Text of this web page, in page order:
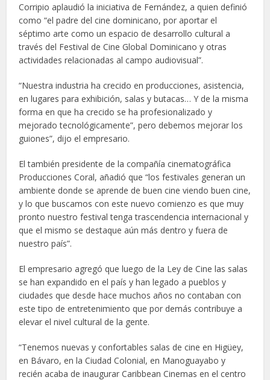
Corripio aplaudió la iniciativa de Fernández, a quien definió
como “el padre del cine dominicano, por aportar el
séptimo arte como un espacio de desarrollo cultural a
través del Festival de Cine Global Dominicano y otras
actividades relacionadas al campo audiovisual”.
“Nuestra industria ha crecido en producciones, asistencia,
en lugares para exhibición, salas y butacas… Y de la misma
forma en que ha crecido se ha profesionalizado y
mejorado tecnológicamente”, pero debemos mejorar los
guiones”, dijo el empresario.
El también presidente de la compañía cinematográfica
Producciones Coral, añadió que “los festivales generan un
ambiente donde se aprende de buen cine viendo buen cine,
y lo que buscamos con este nuevo comienzo es que muy
pronto nuestro festival tenga trascendencia internacional y
que el mismo se destaque aún más dentro y fuera de
nuestro país”.
El empresario agregó que luego de la Ley de Cine las salas
se han expandido en el país y han legado a pueblos y
ciudades que desde hace muchos años no contaban con
este tipo de entretenimiento que por demás contribuye a
elevar el nivel cultural de la gente.
“Tenemos nuevas y confortables salas de cine en Higüey,
en Bávaro, en la Ciudad Colonial, en Manoguayabo y
recién acaba de inaugurar Caribbean Cinemas en el centro